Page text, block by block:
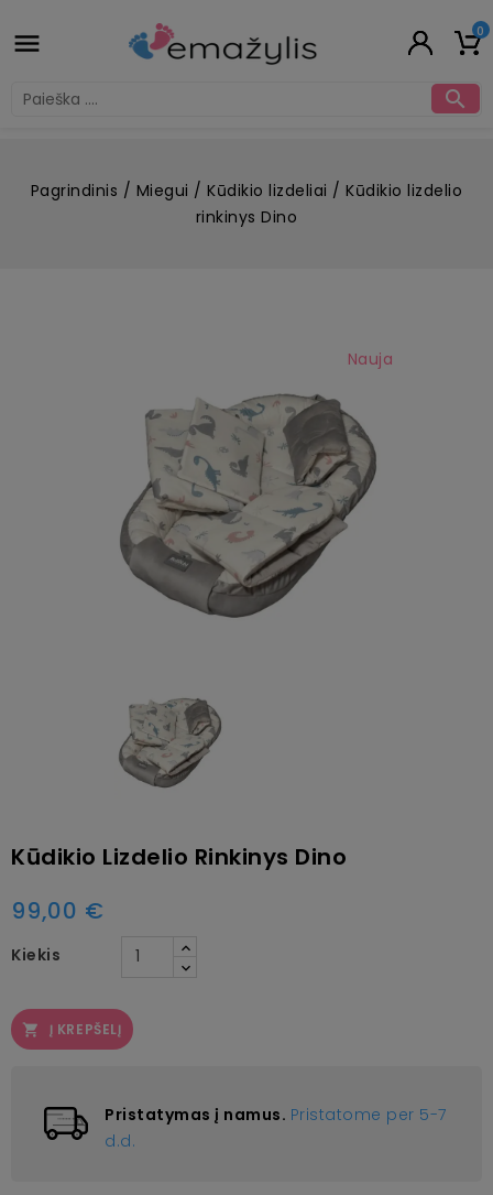
 0

Pagrindinis Miegui Kūdikio lizdeliai
Kūdikio lizdelio
rinkinys Dino
Nauja
Kūdikio Lizdelio Rinkinys Dino
99,00 €
Kiekis
 Į KREPŠELĮ
Pristatymas į namus. Pristatome per 5-7
d.d.